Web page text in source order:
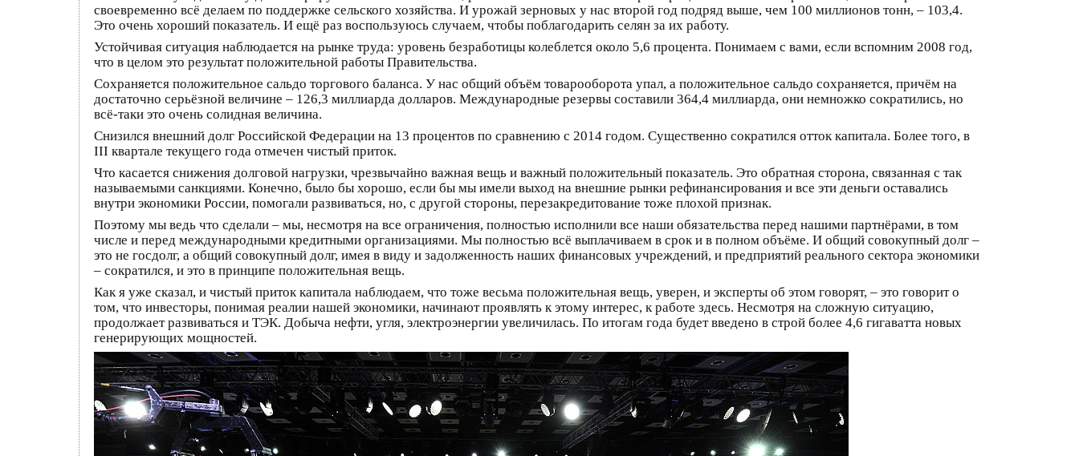
своевременно всё делаем по поддержке сельского хозяйства. И урожай зерновых у нас второй год подряд выше, чем 100 миллионов тонн, – 103,4.
Это очень хороший показатель. И ещё раз воспользуюсь случаем, чтобы поблагодарить селян за их работу.
Устойчивая ситуация наблюдается на рынке труда: уровень безработицы колеблется около 5,6 процента. Понимаем с вами, если вспомним 2008 год,
что в целом это результат положительной работы Правительства.
Сохраняется положительное сальдо торгового баланса. У нас общий объём товарооборота упал, а положительное сальдо сохраняется, причём на
достаточно серьёзной величине – 126,3 миллиарда долларов. Международные резервы составили 364,4 миллиарда, они немножко сократились, но
всё‑таки это очень солидная величина.
Снизился внешний долг Российской Федерации на 13 процентов по сравнению с 2014 годом. Существенно сократился отток капитала. Более того, в
III квартале текущего года отмечен чистый приток.
Что касается снижения долговой нагрузки, чрезвычайно важная вещь и важный положительный показатель. Это обратная сторона, связанная с так
называемыми санкциями. Конечно, было бы хорошо, если бы мы имели выход на внешние рынки рефинансирования и все эти деньги оставались
внутри экономики России, помогали развиваться, но, с другой стороны, перезакредитование тоже плохой признак.
Поэтому мы ведь что сделали – мы, несмотря на все ограничения, полностью исполнили все наши обязательства перед нашими партнёрами, в том
числе и перед международными кредитными организациями. Мы полностью всё выплачиваем в срок и в полном объёме. И общий совокупный долг –
это не госдолг, а общий совокупный долг, имея в виду и задолженность наших финансовых учреждений, и предприятий реального сектора экономики
– сократился, и это в принципе положительная вещь.
Как я уже сказал, и чистый приток капитала наблюдаем, что тоже весьма положительная вещь, уверен, и эксперты об этом говорят, – это говорит о
том, что инвесторы, понимая реалии нашей экономики, начинают проявлять к этому интерес, к работе здесь. Несмотря на сложную ситуацию,
продолжает развиваться и ТЭК. Добыча нефти, угля, электроэнергии увеличилась. По итогам года будет введено в строй более 4,6 гигаватта новых
генерирующих мощностей.